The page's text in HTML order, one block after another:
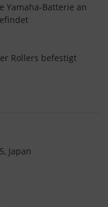
Yamaha-Batterie an
Rollers befestigt
Japan